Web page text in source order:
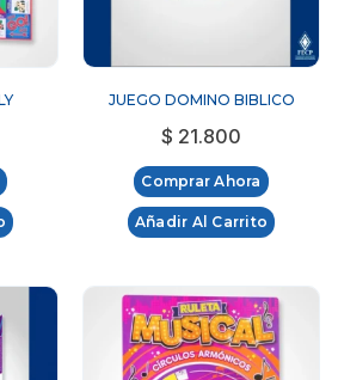
JUEGO DOMINO BIBLICO
$ 21.800
Comprar Ahora
Añadir Al Carrito